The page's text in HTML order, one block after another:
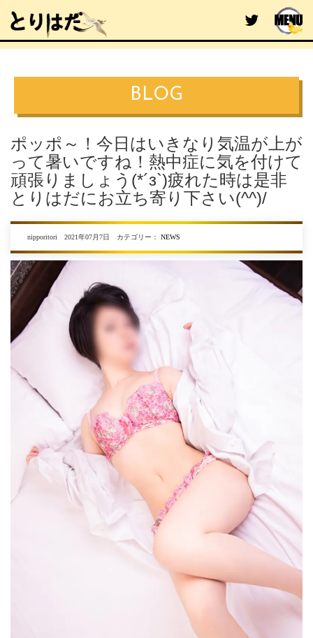
BLOG
ポッポ～！今日はいきなり気温が上が
って暑いですね！熱中症に気を付けて
頑張りましょう(*´з`)疲れた時は是非
とりはだにお立ち寄り下さい(^^)/
nipporitori 2021年07月7日 カテゴリー： NEWS